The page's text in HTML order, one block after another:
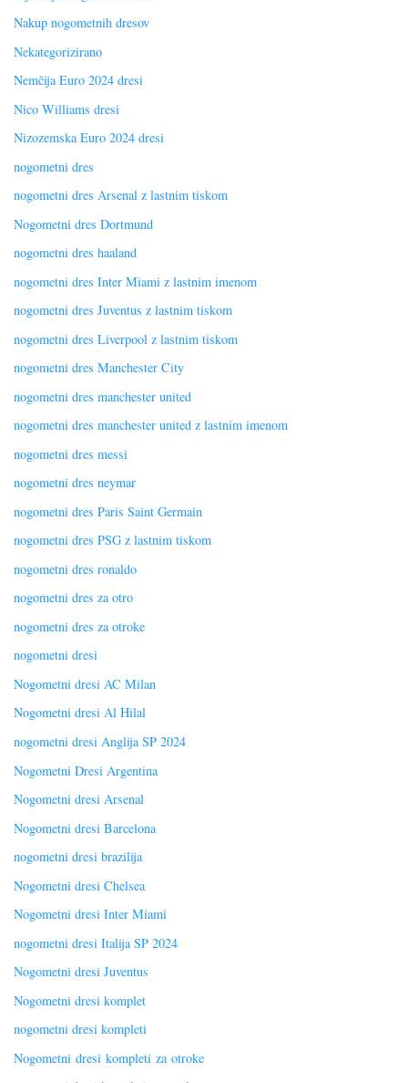
Nakup nogometnih dresov
Nekategorizirano
Nemčija Euro 2024 dresi
Nico Williams dresi
Nizozemska Euro 2024 dresi
nogometni dres
nogometni dres Arsenal z lastnim tiskom
Nogometni dres Dortmund
nogometni dres haaland
nogometni dres Inter Miami z lastnim imenom
nogometni dres Juventus z lastnim tiskom
nogometni dres Liverpool z lastnim tiskom
nogometni dres Manchester City
nogometni dres manchester united
nogometni dres manchester united z lastnim imenom
nogometni dres messi
nogometni dres neymar
nogometni dres Paris Saint Germain
nogometni dres PSG z lastnim tiskom
nogometni dres ronaldo
nogometni dres za otro
nogometni dres za otroke
nogometni dresi
Nogometni dresi AC Milan
Nogometni dresi Al Hilal
nogometni dresi Anglija SP 2024
Nogometni Dresi Argentina
Nogometni dresi Arsenal
Nogometni dresi Barcelona
nogometni dresi brazilija
Nogometni dresi Chelsea
Nogometni dresi Inter Miami
nogometni dresi Italija SP 2024
Nogometni dresi Juventus
Nogometni dresi komplet
nogometni dresi kompleti
Nogometni dresi kompleti za otroke